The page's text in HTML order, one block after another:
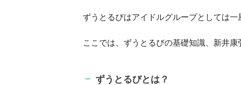
ずうとるびはアイドルグループとしては一
ここでは、ずうとるびの基礎知識、新井
ずうとるびとは？